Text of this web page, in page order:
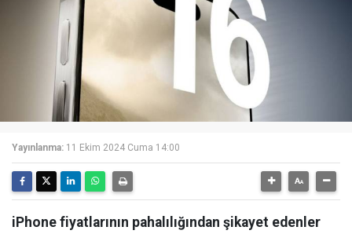
Yayınlanma: 11 Ekim 2024 Cuma 14:00
iPhone fiyatlarının pahalılığından şikayet edenler